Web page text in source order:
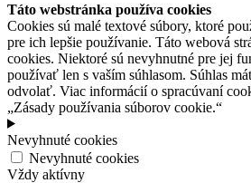
Táto webstránka používa cookies
Cookies sú malé textové súbory, ktoré
pre ich lepšie používanie. Táto webová
cookies. Niektoré sú nevyhnutné pre jej
používať len s vaším súhlasom. Súhlas
odvolať. Viac informácií o spracúvaní
„Zásady používania súborov cookie.“
Nevyhnuté cookies
Nevyhnuté cookies
Vždy aktívny